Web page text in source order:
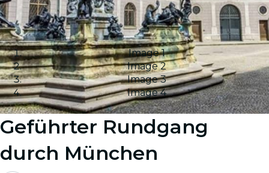
Image 1
Image 2
Image 3
Image 4
Geführter Rundgang
durch München